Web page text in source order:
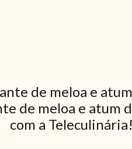
de meloa e
de meloa e atum
com a Teleculinária!